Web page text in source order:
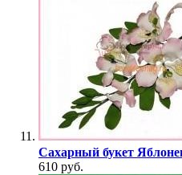
Сахарный букет
610 руб.